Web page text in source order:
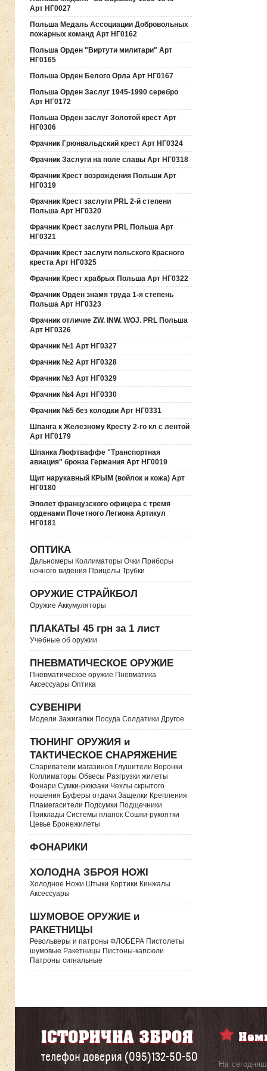
Арт НГ0027
Польша Медаль Ассоциации Добровольных
пожарных команд Арт НГ0162
Польша Орден "Виртути милитари" Арт
НГ0165
Польша Орден Белого Орла Арт НГ0167
Польша Орден Заслуг 1945-1990 серебро
Арт НГ0172
Польша Орден заслуг Золотой крест Арт
НГ0306
Фрачник Грюнвальдский крест Арт НГ0324
Фрачник Заслуги на поле славы Арт НГ0318
Фрачник Крест возрождения Польши Арт
НГ0319
Фрачник Крест заслуги PRL 2-й степени
Польша Арт НГ0320
Фрачник Крест заслуги PRL Польша Арт
НГ0321
Фрачник Крест заслуги польского Красного
креста Арт НГ0325
Фрачник Крест храбрых Польша Арт НГ0322
Фрачник Орден знамя труда 1-я степень
Польша Арт НГ0323
Фрачник отличие ZW. INW. WOJ. PRL Польша
Арт НГ0326
Фрачник №1 Арт НГ0327
Фрачник №2 Арт НГ0328
Фрачник №3 Арт НГ0329
Фрачник №4 Арт НГ0330
Фрачник №5 без колодки Арт НГ0331
Шпанга к Железному Кресту 2-го кл с лентой
Арт НГ0179
Шпанка Люфтваффе "Транспортная
авиация" бронза Германия Арт НГ0019
Щит нарукавный КРЫМ (войлок и кожа) Арт
НГ0180
Эполет французского офицера с тремя
орденами Почетного Легиона Артикул
НГ0181
ОПТИКА
Дальномеры Коллиматоры Очки Приборы
ночного видения Прицелы Трубки
ОРУЖИЕ СТРАЙКБОЛ
Оружие Аккумуляторы
ПЛАКАТЫ 45 грн за 1 лист
Учебные об оружии
ПНЕВМАТИЧЕСКОЕ ОРУЖИЕ
Пневматическое оружие Пневматика
Аксессуары Оптика
СУВЕНІРИ
Модели Зажигалки Посуда Солдатики Другое
ТЮНИНГ ОРУЖИЯ и
ТАКТИЧЕСКОЕ СНАРЯЖЕНИЕ
Спариватели магазинов Глушители Воронки
Коллиматоры Обвесы Разгрузки жилеты
Фонари Сумки-рюкзаки Чехлы скрытого
ношения Буферы отдачи Защелки Крепления
Пламегасители Подсумки Подщечники
Приклады Системы планок Сошки-рукоятки
Цевье Бронежилеты
ФОНАРИКИ
ХОЛОДНА ЗБРОЯ НОЖІ
Холодное Ножи Штыки Кортики Кинжалы
Аксессуары
ШУМОВОЕ ОРУЖИЕ и
РАКЕТНИЦЫ
Револьверы и патроны ФЛОБЕРА Пистолеты
шумовые Ракетницы Пистоны-капсюли
Патроны сигнальные
телефон доверия (095)132-50-50
На